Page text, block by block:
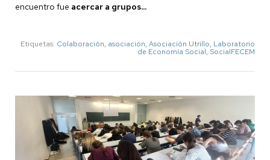
encuentro fue acercar a grupos...
Etiquetas: Colaboración, asociación, Asociación Utrillo, Laboratorio
de Economía Social, SocialFECEM